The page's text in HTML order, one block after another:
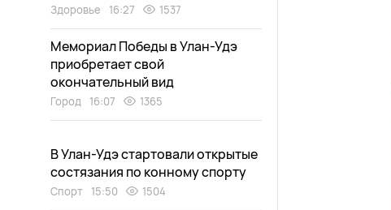
Здоровье 16:27 1537
Мемориал Победы в Улан-Удэ
приобретает свой
окончательный вид
Город 16:07 1365
В Улан-Удэ стартовали открытые
состязания по конному спорту
Спорт 15:50 1504